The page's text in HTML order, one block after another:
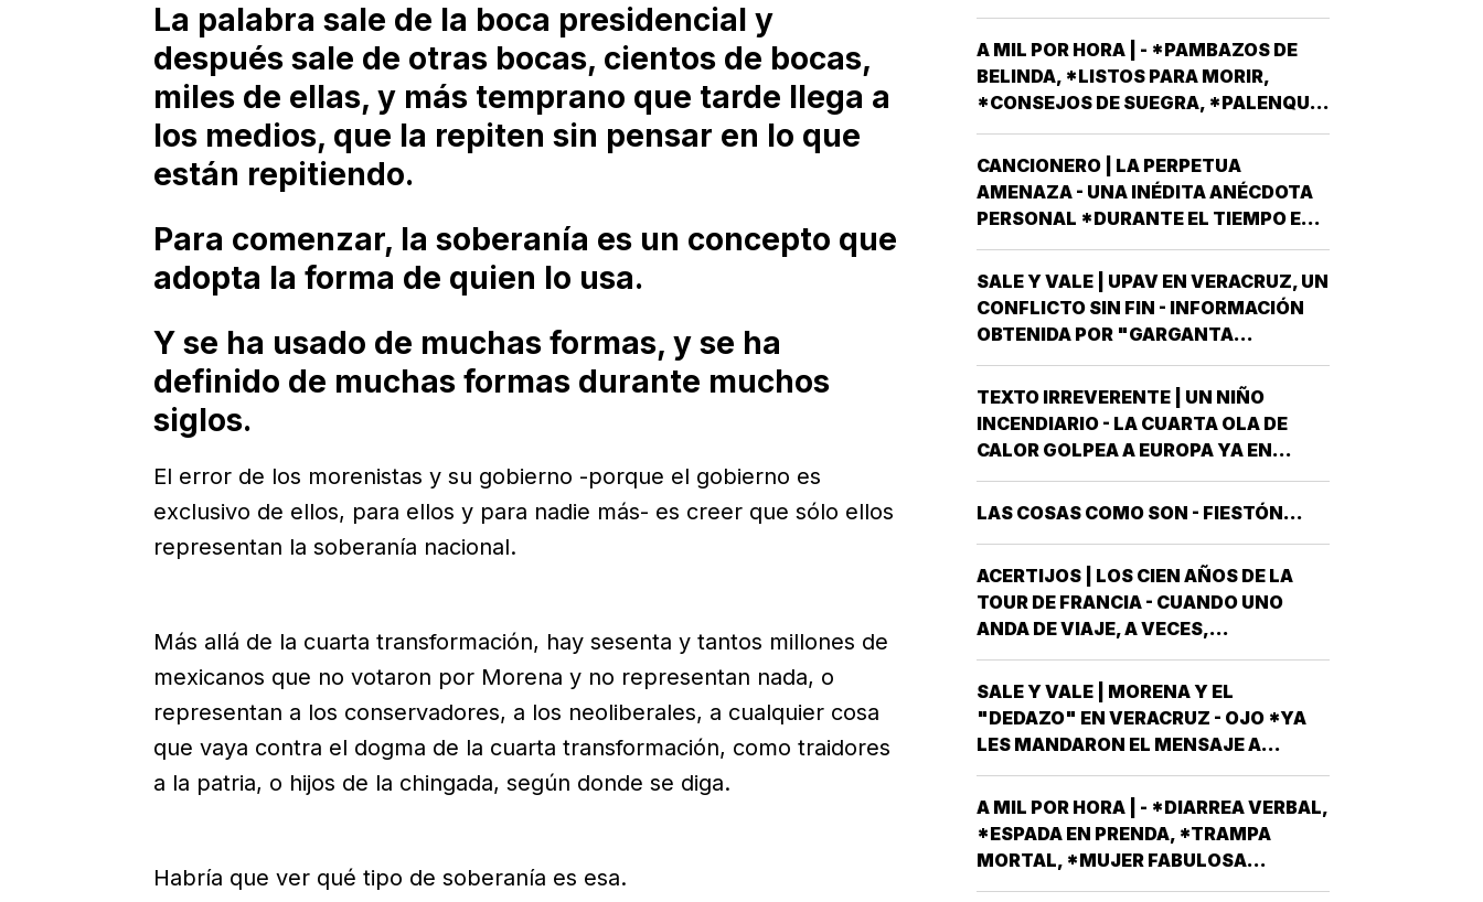
La palabra sale de la boca presidencial y
después sale de otras bocas, cientos de bocas,
miles de ellas, y más temprano que tarde llega a
los medios, que la repiten sin pensar en lo que
están repitiendo.
Para comenzar, la soberanía es un concepto que
adopta la forma de quien lo usa.
Y se ha usado de muchas formas, y se ha
definido de muchas formas durante muchos
siglos.
El error de los morenistas y su gobierno -porque el gobierno es
exclusivo de ellos, para ellos y para nadie más- es creer que sólo ellos
representan la soberanía nacional.
Más allá de la cuarta transformación, hay sesenta y tantos millones de
mexicanos que no votaron por Morena y no representan nada, o
representan a los conservadores, a los neoliberales, a cualquier cosa
que vaya contra el dogma de la cuarta transformación, como traidores
a la patria, o hijos de la chingada, según donde se diga.
Habría que ver qué tipo de soberanía es esa.
PARTIDOS Y EL GOBIERNO METEN SUS
ARMAS MÁS AFILADAS CON LA VISTA
PUESTA EN LA JORNADA DEL
DOMINGO 6 DE JUNIO DEL AÑO
ENTRANTE *EL PROCESO ELECTORAL
A MIL POR HORA | - *PAMBAZOS DE
BELINDA, *LISTOS PARA MORIR,
*CONSEJOS DE SUEGRA, *PALENQUE
DE NAHLE...
CANCIONERO | LA PERPETUA
AMENAZA - UNA INÉDITA ANÉCDOTA
PERSONAL *DURANTE EL TIEMPO EN
QUE EL CONJUNTO DE EDIFICIOS
LLAMADO LOS PINOS FUE RESIDENCIA
OFICIAL DEL PRESIDENTE DE MÉXICO,
ESTUVE AHÍ SOLAMENTE CUATRO
SALE Y VALE | UPAV EN VERACRUZ, UN
CONFLICTO SIN FIN - INFORMACIÓN
OBTENIDA POR "GARGANTA
PROFUNDA" SEÑALA QUE AL
GOBIERNO DEL ESTADO *ESTÁ A
PUNTO DE "REVENTARLE" EL TEMA
DE LA UNIVERSIDAD POPULAR
TEXTO IRREVERENTE | UN NIÑO
INCENDIARIO - LA CUARTA OLA DE
CALOR GOLPEA A EUROPA YA EN
PLENA CANÍCULA Y TODO PINTA A
QUE ESTE 2026 SE UBICARÁ COMO EL
CALUROSA EN PRIMAVERA ROMPIÓ
TODOS LOS…
LAS COSAS COMO SON - FIESTÓN...
ACERTIJOS | LOS CIEN AÑOS DE LA
TOUR DE FRANCIA - CUANDO UNO
ANDA DE VIAJE, A VECES,
CIRCUNSTANCIALMENTE, OCURREN
COSAS QUE NO LLEVABAS PLANEADA
*ME HAN OCURRIDO ALGUNAS
OCASIONES *AHORA REMEMORO
SALE Y VALE | MORENA Y EL
"DEDAZO" EN VERACRUZ - OJO *YA
LES MANDARON EL MENSAJE A
TODOS AQUELLOS PERSONAJES QUE
ASPIRAN A SER CANDIDATOS A
DIPUTADOS LOCALES, EN ALGUNO DE
LOS 30 DISTRITOS QUE HAY EN
VERACRUZ POR EL PARTIDO MORENA,
A MIL POR HORA | - *DIARREA VERBAL,
*ESPADA EN PRENDA, *TRAMPA
MORTAL, *MUJER FABULOSA...